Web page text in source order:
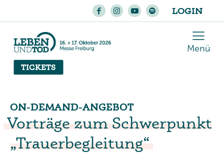
LOGIN
TICKETS
Menü
ON-DEMAND-ANGEBOT
Vorträge zum Schwerpunkt
„Trauerbegleitung“